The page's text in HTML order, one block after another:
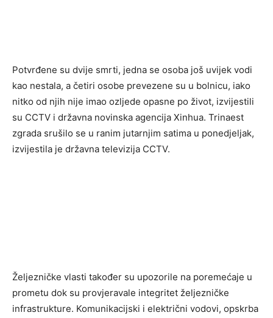
Potvrđene su dvije smrti, jedna se osoba još uvijek vodi
kao nestala, a četiri osobe prevezene su u bolnicu, iako
nitko od njih nije imao ozljede opasne po život, izvijestili
su CCTV i državna novinska agencija Xinhua. Trinaest
zgrada srušilo se u ranim jutarnjim satima u ponedjeljak,
izvijestila je državna televizija CCTV.
Željezničke vlasti također su upozorile na poremećaje u
prometu dok su provjeravale integritet željezničke
infrastrukture. Komunikacijski i električni vodovi, opskrba